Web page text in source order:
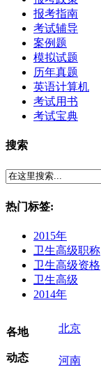
报考指南
考试辅导
案例题
模拟试题
历年真题
英语计算机
考试用书
考试宝典
搜索
热门标签:
2015年
卫生高级职称
卫生高级资格
卫生高级
2014年
各地
动态
北京
河南